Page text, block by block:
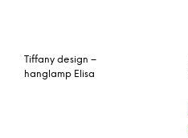
Tiffany design –
hanglamp Elisa